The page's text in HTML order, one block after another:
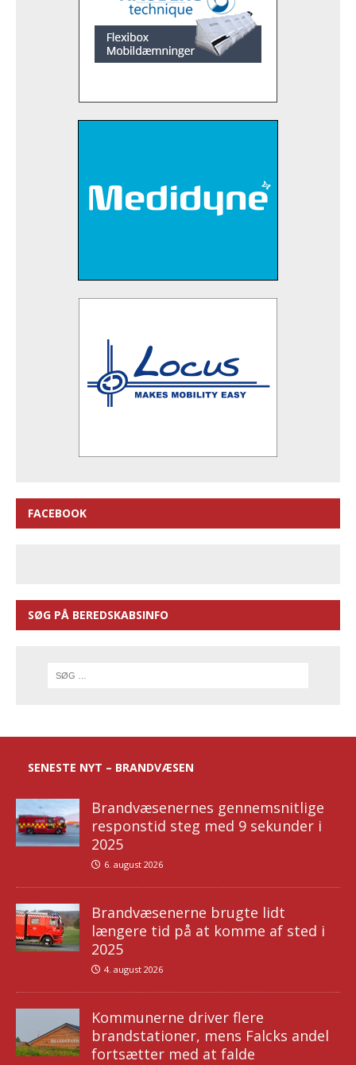
FACEBOOK
SØG PÅ BEREDSKABSINFO
SENESTE NYT – BRANDVÆSEN
Brandvæsenernes gennemsnitlige
responstid steg med 9 sekunder i
2025
6. august 2026
Brandvæsenerne brugte lidt
længere tid på at komme af sted i
2025
4. august 2026
Kommunerne driver flere
brandstationer, mens Falcks andel
fortsætter med at falde